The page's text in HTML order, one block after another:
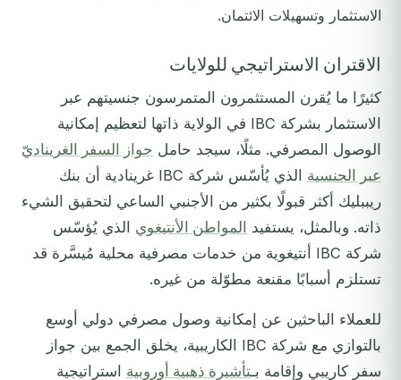
الاستثمار وتسهيلات الائتمان.
الاقتران الاستراتيجي للولايات
كثيرًا ما يُقرن المستثمرون المتمرسون جنسيتهم عبر
الاستثمار بشركة IBC في الولاية ذاتها لتعظيم إمكانية
الوصول المصرفي. مثلًا، سيجد حامل جواز السفر الغريناديّ
عبر الجنسية
الذي يُأسّس شركة IBC غرينادية أن بنك
ريببليك أكثر قبولًا بكثير من الأجنبي الساعي لتحقيق الشيء
ذاته. وبالمثل، يستفيد المواطن الأنتيغوي الذي يُؤسّس
شركة IBC أنتيغوية من خدمات مصرفية محلية مُيسَّرة قد
تستلزم أسبابًا مقنعة مطوّلة من غيره.
للعملاء الباحثين عن إمكانية وصول مصرفي دولي أوسع
بالتوازي مع شركة IBC الكاريبية، يخلق الجمع بين جواز
سفر كاريبي وإقامة بـتأشيرة ذهبية أوروبية استراتيجية